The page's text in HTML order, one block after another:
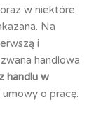
w niektóre
Na
i
handlowa
handlu w
o pracę.